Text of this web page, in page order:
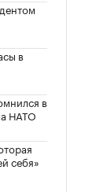
в
в
НАТО
себя»